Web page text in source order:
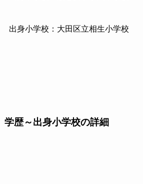
出身小学校：大田区立相生小学校
学歴～出身小学校の詳細